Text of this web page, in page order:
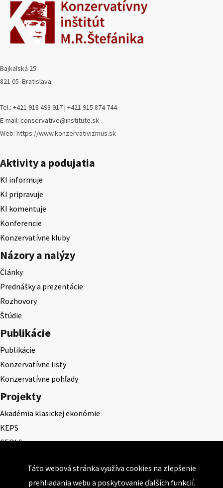
Bajkalská 25
821 05 Bratislava
Tel.: +421 918 493 917 | +421 915 874 744
E-mail: conservative@institute.sk
Web: https://www.konzervativizmus.sk
Aktivity a podujatia
KI informuje
KI pripravuje
KI komentuje
Konferencie
Konzervatívne kluby
Názory a nalýzy
Články
Prednášky a prezentácie
Rozhovory
Štúdie
Publikácie
Publikácie
Konzervatívne listy
Konzervatívne pohľady
Projekty
Akadémia klasickej ekonómie
KEPS
CEQLS
Cena Ernesta Valka
Študentská esej
Táto webová stránka využíva cookies na zlepšenie
prehliadania webu a poskytovanie ďalších funkcií.